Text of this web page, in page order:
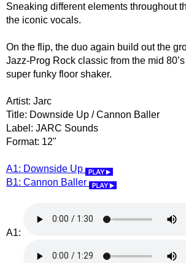
Sneaking different elements throughout
the iconic vocals.
On the flip, the duo again build out the
Jazz-Prog Rock classic from the mid
super funky floor shaker.
Artist: Jarc
Title: Downside Up / Cannon Baller
Label: JARC Sounds
Format: 12"
A1: Downside Up
B1: Cannon Baller
A1: